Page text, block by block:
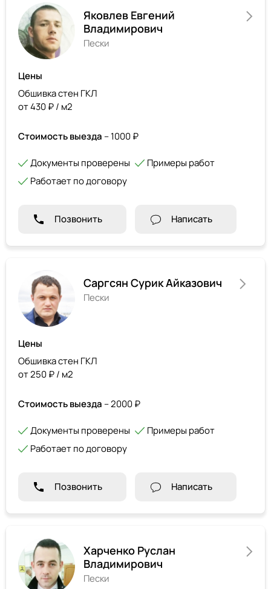
Яковлев Евгений
Владимирович
Пески
Цены
Обшивка стен ГКЛ
от 430 ₽ / м2
Стоимость выезда – 1000 ₽
Документы проверены
Примеры работ
Работает по договору
Позвонить Написать
Саргсян Сурик Айказович
Пески
Цены
Обшивка стен ГКЛ
от 250 ₽ / м2
Стоимость выезда – 2000 ₽
Документы проверены
Примеры работ
Работает по договору
Позвонить Написать
Харченко Руслан
Владимирович
Пески